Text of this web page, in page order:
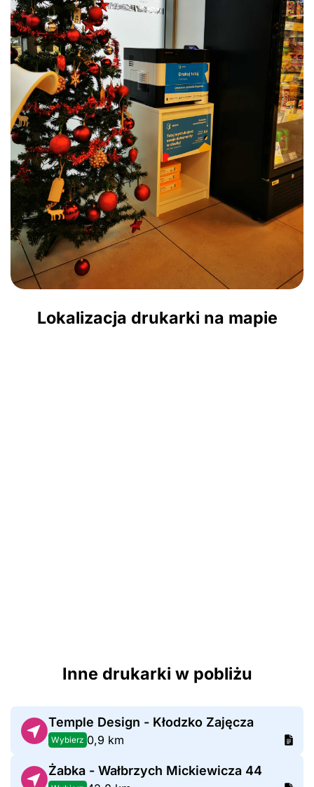
Lokalizacja drukarki na mapie
Inne drukarki w pobliżu
Temple Design - Kłodzko Zajęcza
Wybierz 0,9 km
Żabka - Wałbrzych Mickiewicza 44